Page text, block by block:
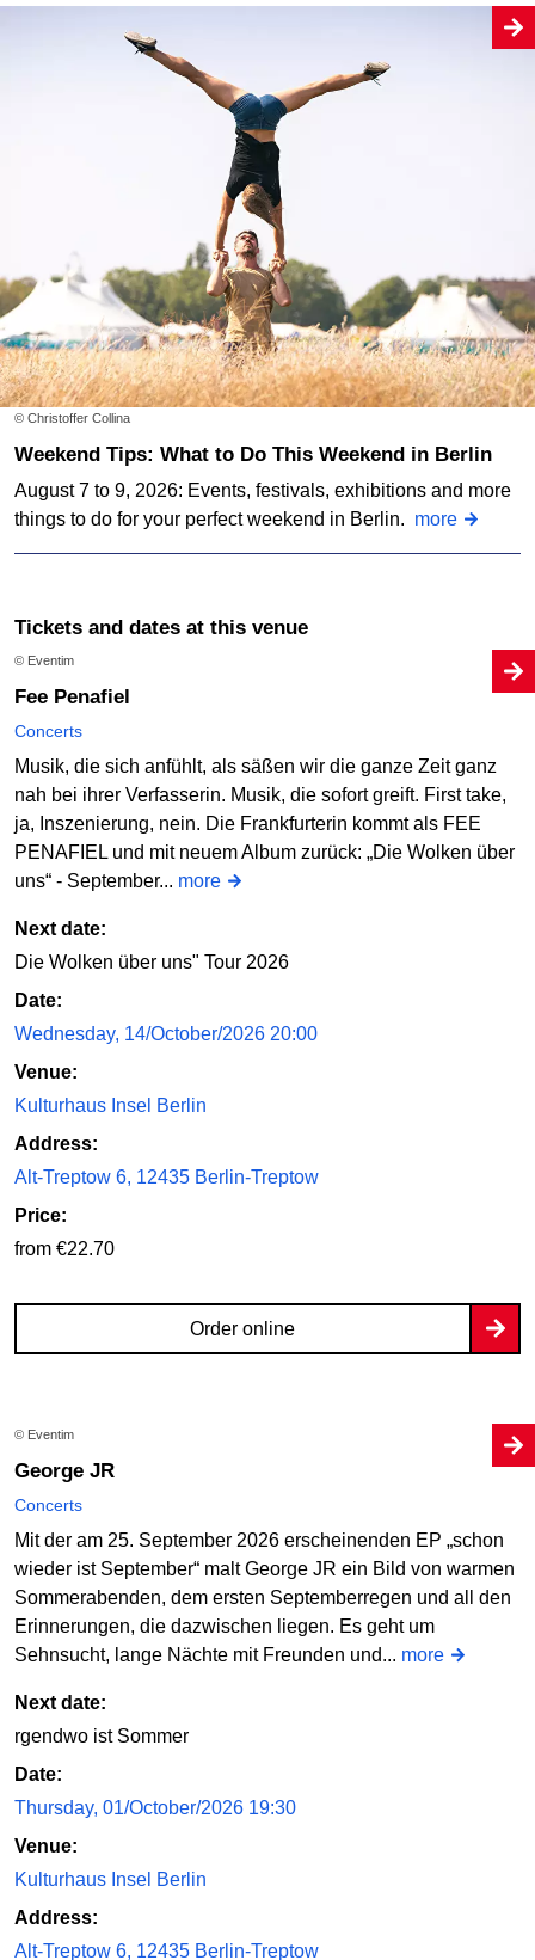
© Christoffer Collina
Weekend Tips: What to Do This Weekend in Berlin
August 7 to 9, 2026: Events, festivals, exhibitions and more
things to do for your perfect weekend in Berlin. more
Tickets and dates at this venue
© Eventim
Fee Penafiel
Concerts
Musik, die sich anfühlt, als säßen wir die ganze Zeit ganz
nah bei ihrer Verfasserin. Musik, die sofort greift. First take,
ja, Inszenierung, nein. Die Frankfurterin kommt als FEE
PENAFIEL und mit neuem Album zurück: „Die Wolken über
uns“ - September... more
Next date:
Die Wolken über uns" Tour 2026
Date:
Wednesday, 14/October/2026 20:00
Venue:
Kulturhaus Insel Berlin
Address:
Alt-Treptow 6, 12435 Berlin-Treptow
Price:
from €22.70
Order online
© Eventim
George JR
Concerts
Mit der am 25. September 2026 erscheinenden EP „schon
wieder ist September“ malt George JR ein Bild von warmen
Sommerabenden, dem ersten Septemberregen und all den
Erinnerungen, die dazwischen liegen. Es geht um
Sehnsucht, lange Nächte mit Freunden und... more
Next date:
rgendwo ist Sommer
Date:
Thursday, 01/October/2026 19:30
Venue:
Kulturhaus Insel Berlin
Address:
Alt-Treptow 6, 12435 Berlin-Treptow